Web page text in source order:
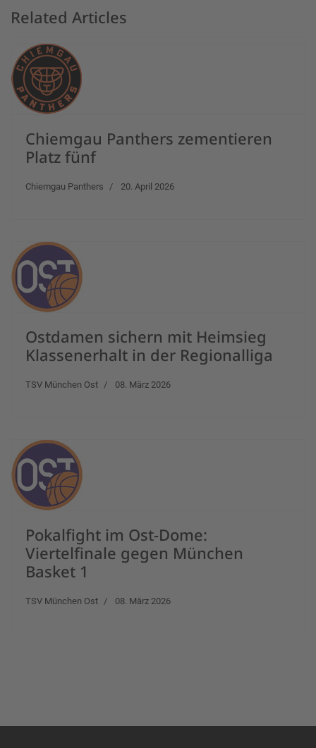
Related Articles
Chiemgau Panthers zementieren
Platz fünf
Chiemgau Panthers 20. April 2026
Ostdamen sichern mit Heimsieg
Klassenerhalt in der Regionalliga
TSV München Ost 08. März 2026
Pokalfight im Ost-Dome:
Viertelfinale gegen München
Basket 1
TSV München Ost 08. März 2026